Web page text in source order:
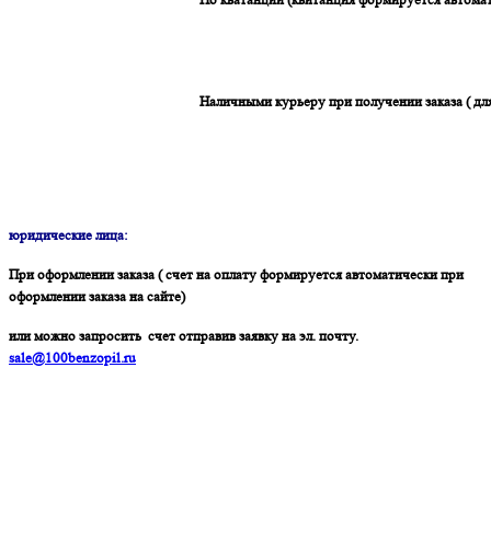
Наличными курьеру при получении заказа (
юридические лица:
При оформлении заказа ( счет на оплату формируется автоматически при
оформлении заказа на сайте)
или можно запросить счет отправив заявку на эл. почту.
sale@100benzopil.ru